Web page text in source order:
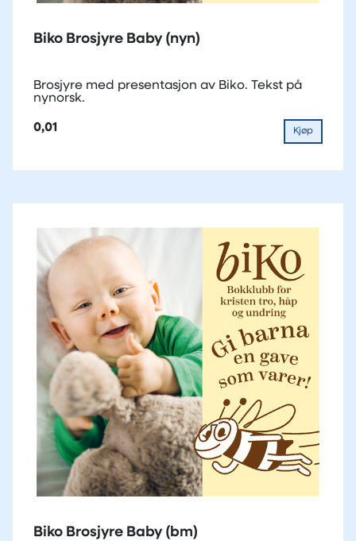
Biko Brosjyre Baby (nyn)
Brosjyre med presentasjon av Biko. Tekst på
nynorsk.
0,01 Kjøp
Biko Brosjyre Baby (bm)